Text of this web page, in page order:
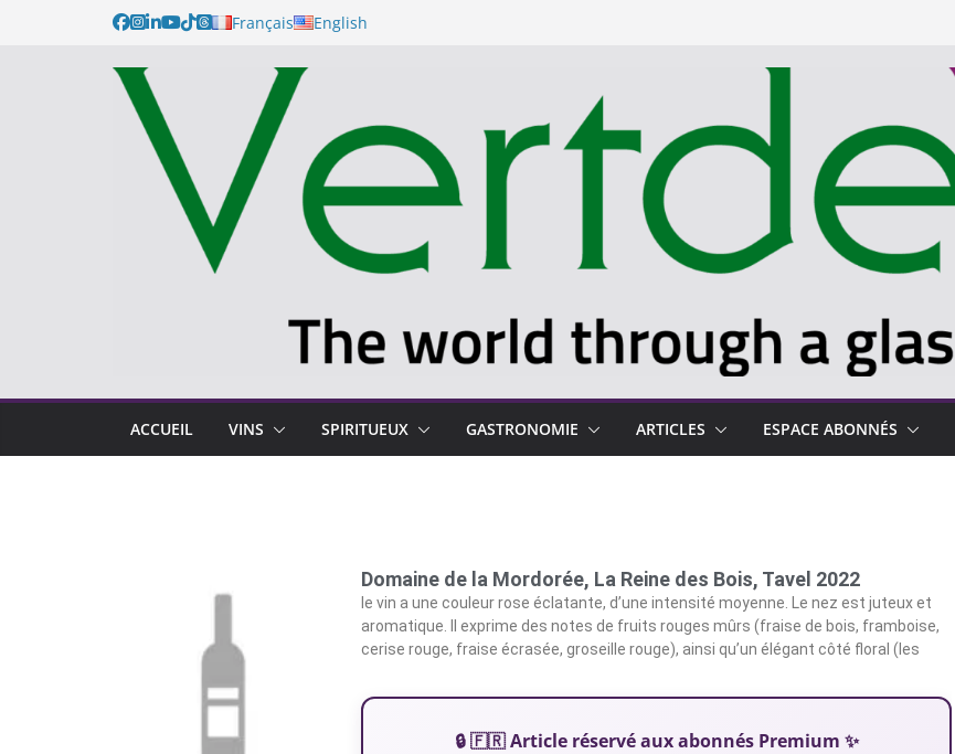
Français English
ACCUEIL VINS SPIRITUEUX GASTRONOMIE ARTICLES ESPACE ABONNÉS
Domaine de la Mordorée, La Reine des Bois, Tavel 2022
le vin a une couleur rose éclatante, d’une intensité moyenne. Le nez est juteux et
aromatique. Il exprime des notes de fruits rouges mûrs (fraise de bois, framboise,
cerise rouge, fraise écrasée, groseille rouge), ainsi qu’un élégant côté floral (les
🔒 🇫🇷 Article réservé aux abonnés Premium ✨